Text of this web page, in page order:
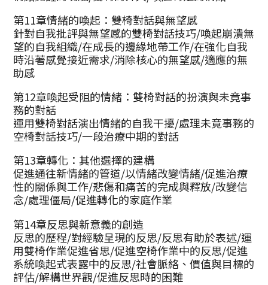
第11章情緒的喚起：雙椅對話與無望感
針對自我批評與無望感的雙椅對話技巧/喚起崩潰無
望的自我組織/在成長的邊緣地帶工作/在強化自我
時沿著感覺接近需求/消除核心的無望感/適應的無
助感
第12章喚起受阻的情緒：雙椅對話的扮演與未竟事
務的對話
運用雙椅對話演出情緒的自我干擾/處理未竟事務的
空椅對話技巧/一段治療中期的對話
第13章轉化：其他選擇的建構
促進通往新情緒的管道/以情緒改變情緒/促進治療
性的關係與工作/悲傷和痛苦的完成與釋放/改變信
念/處理僵局/促進轉化的家庭作業
第14章反思與新意義的創造
反思的歷程/對經驗呈現的反思/反思有助於表述/運
用雙椅作業促進省思/促進空椅作業中的反思/促進
系統喚起式表露中的反思/社會脈絡、價值與目標的
評估/解構世界觀/促進反思時的困難